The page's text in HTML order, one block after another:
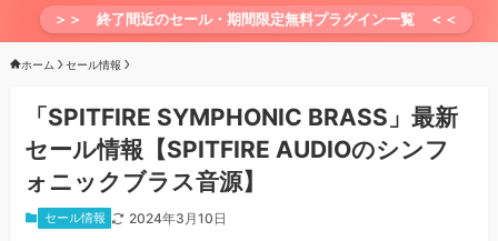
＞＞ 終了間近のセール・期間限定無料プラグイン一覧 ＜＜
ホーム セール情報
「SPITFIRE SYMPHONIC BRASS」最新
セール情報【SPITFIRE AUDIOのシンフ
ォニックブラス音源】
セール情報 2024年3月10日